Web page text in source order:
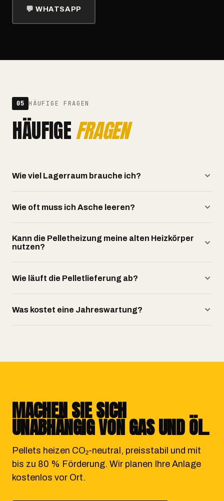
💬 WHATSAPP
05 HÄUFIGE FRAGEN
HÄUFIGEFRAGEN
Wie viel Lagerraum brauche ich?
Wie oft muss ich Asche leeren?
Kann die Pelletheizung meine alten Heizkörper
nutzen?
Wie läuft die Pelletlieferung ab?
Was kostet eine Jahreswartung?
MACHEN SIE SICH
UNABHÄNGIG VON GAS UND ÖL.
Pellets heizen CO₂-neutral, preisstabil und mit
bis zu 80 % Förderung. Wir planen Ihre Anlage
kostenlos vor Ort.